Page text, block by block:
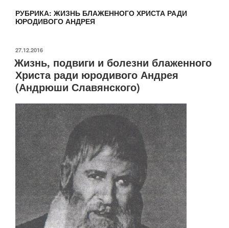
РУБРИКА: ЖИЗНЬ БЛАЖЕННОГО ХРИСТА РАДИ
ЮРОДИВОГО АНДРЕЯ
ОПУБЛИКОВАНО
27.12.2016
Жизнь, подвиги и болезни блаженного
Христа ради юродивого Андрея
(Андрюши Славянского)